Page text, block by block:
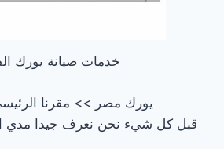
خدمات صيانة يورك
يورك مصر >> مقرنا
قبل كل شيء نحن نعرف جيدا مدي